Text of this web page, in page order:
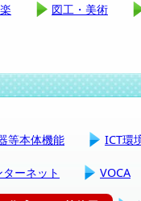
図工・美術
等本体機能 ICT環
ターネット VOCA